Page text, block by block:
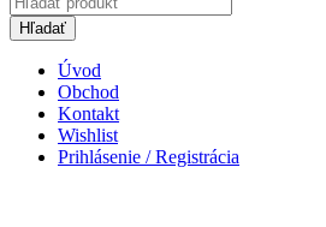
Hľadať
Úvod
Obchod
Kontakt
Wishlist
Prihlásenie / Registrácia